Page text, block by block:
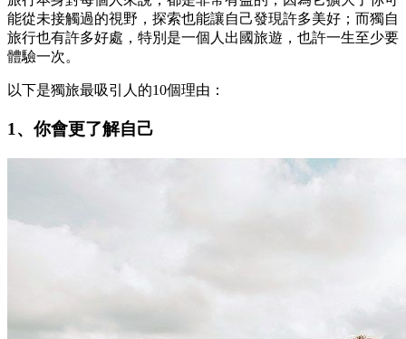
能從未接觸過的視野，探索也能讓自己發現許多美好；而獨自
旅行也有許多好處，特別是一個人出國旅遊，也許一生至少要
體驗一次。
以下是獨旅最吸引人的10個理由：
1、你會更了解自己